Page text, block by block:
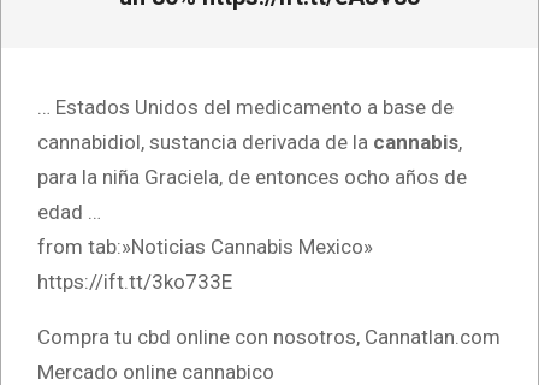
… Estados Unidos del medicamento a base de
cannabidiol, sustancia derivada de la cannabis,
para la niña Graciela, de entonces ocho años de
edad …
from tab:»Noticias Cannabis Mexico»
https://ift.tt/3ko733E
Compra tu cbd online con nosotros, Cannatlan.com
Mercado online cannabico